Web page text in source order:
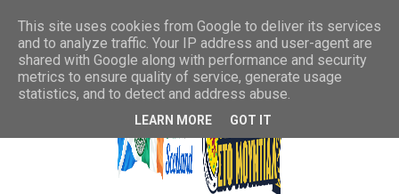
This site uses cookies from Google to deliver its services
and to analyze traffic. Your IP address and user-agent are
shared with Google along with performance and security
metrics to ensure quality of service, generate usage
statistics, and to detect and address abuse.
LEARN MORE GOT IT